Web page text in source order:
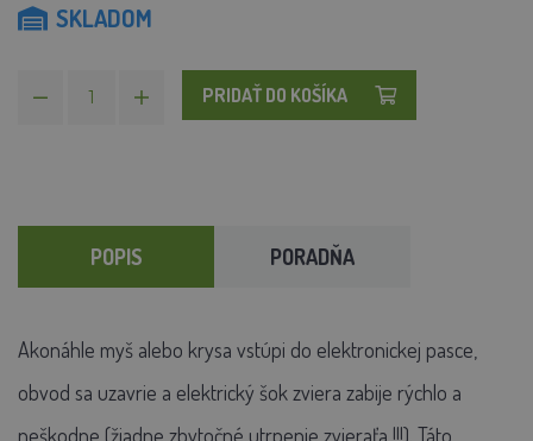
SKLADOM
PRIDAŤ DO KOŠÍKA
POPIS PORADŇA
Akonáhle myš alebo krysa vstúpi do elektronickej pasce,
obvod sa uzavrie a elektrický šok zviera zabije rýchlo a
neškodne (žiadne zbytočné utrpenie zvieraťa !!!). Táto